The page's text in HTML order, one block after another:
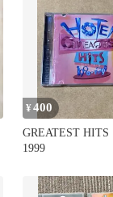
¥400
GREATEST HITS
1999